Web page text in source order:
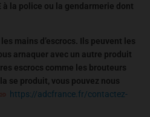
à la police ou la gendarmerie dont
mains d’escrocs. Ils peuvent les
arnaquer avec un autre produit
escrocs comme les brouteurs
se produit, vous pouvez nous
https://adcfrance.fr/contactez-